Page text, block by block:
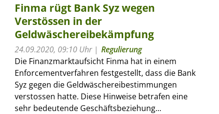
Finma rügt Bank Syz wegen
Verstössen in der
Geldwäschereibekämpfung
24.09.2020, 09:10 Uhr
Regulierung
Die Finanzmarktaufsicht Finma hat in einem
Enforcementverfahren festgestellt, dass die Bank
Syz gegen die Geldwäschereibestimmungen
verstossen hatte. Diese Hinweise betrafen eine
sehr bedeutende Geschäftsbeziehung...